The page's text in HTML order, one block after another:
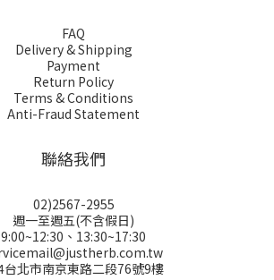
FAQ
Delivery & Shipping
Payment
Return Policy
Terms & Conditions
Anti-Fraud Statement
聯絡我們
02)2567-2955
週一至週五(不含假日)
9:00~12:30、13:30~17:30
台北市南京東路二段76號9樓